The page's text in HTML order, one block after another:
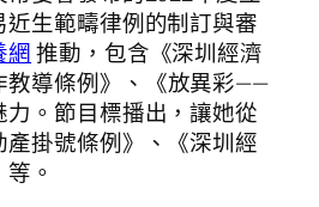
生範疇律例的制訂與審
網推動，包含《深圳經濟
教導條例》、《放異彩——
。節目標播出，讓她從
掛號條例》、《深圳經
。